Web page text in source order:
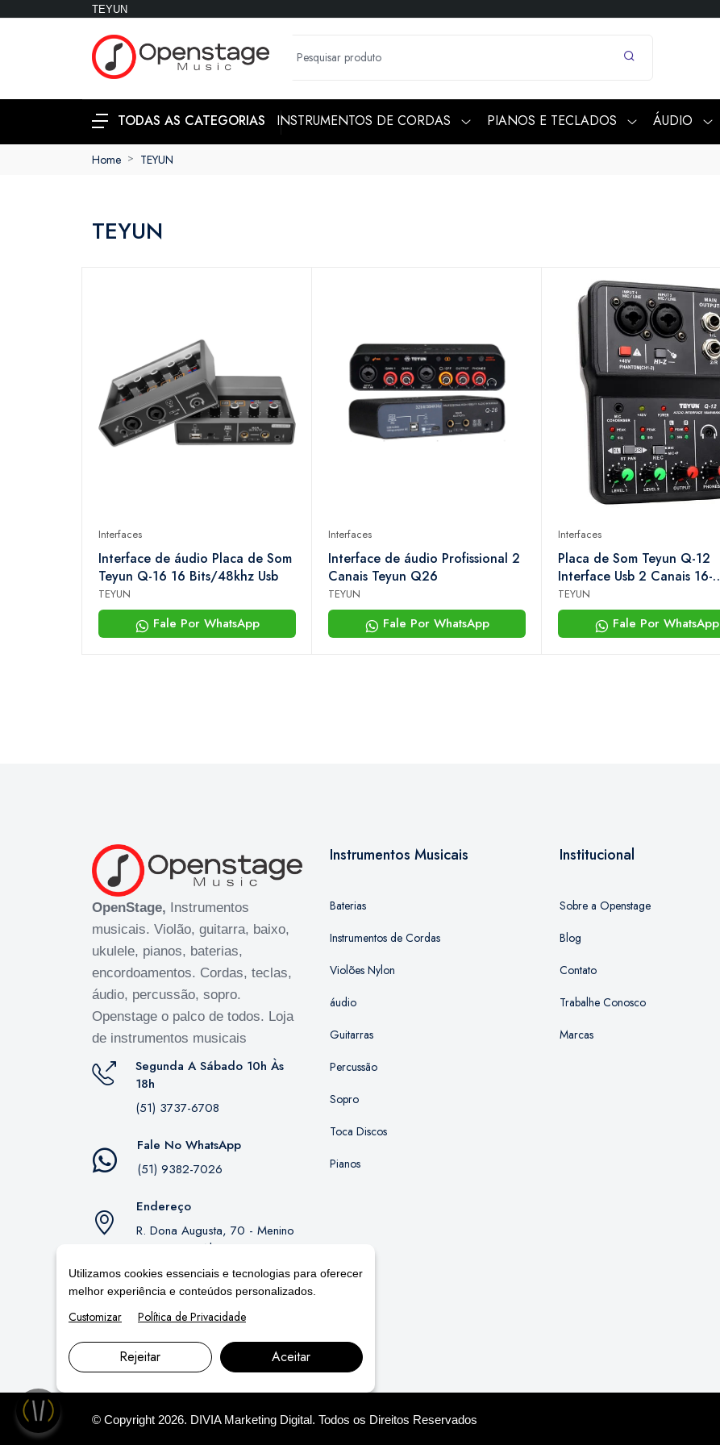
TEYUN
TODAS AS CATEGORIAS INSTRUMENTOS DE CORDAS PIANOS E TECLADOS ÁUDIO
Home TEYUN
TEYUN
Interfaces
Interface de áudio Placa de Som
Teyun Q-16 16 Bits/48khz Usb
TEYUN
Fale Por WhatsApp
Interfaces
Interface de áudio Profissional 2
Canais Teyun Q26
TEYUN
Fale Por WhatsApp
Interfaces
Placa de Som Teyun Q-12
Interface Usb 2 Canais 16-
bit/48khz Phantom 48v
TEYUN
Fale Por WhatsApp
OpenStage, Instrumentos
musicais. Violão, guitarra, baixo,
ukulele, pianos, baterias,
encordoamentos. Cordas, teclas,
áudio, percussão, sopro.
Openstage o palco de todos. Loja
de instrumentos musicais
Segunda A Sábado 10h Às
18h
(51) 3737-6708
Fale No WhatsApp
(51) 9382-7026
Endereço
R. Dona Augusta, 70 - Menino
Deus, Porto Alegre - RS,
90850-130
Instrumentos Musicais
Baterias
Instrumentos de Cordas
Violões Nylon
áudio
Guitarras
Percussão
Sopro
Toca Discos
Pianos
Institucional
Sobre a Openstage
Blog
Contato
Trabalhe Conosco
Marcas
© Copyright 2026. DIVIA Marketing Digital. Todos os Direitos Reservados
Utilizamos cookies essenciais e tecnologias para oferecer
melhor experiência e conteúdos personalizados.
Customizar Política de Privacidade
Rejeitar Aceitar